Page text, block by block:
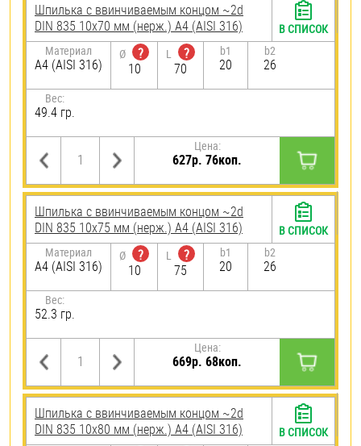
Шпилька c ввинчиваемым концом ~2d
DIN 835 10х70 мм (нерж.) A4 (AISI 316)
Материал
A4 (AISI 316)
Ø
?
10
L
?
70
b1
20
b2
26
Вес:
49.4 гр.
Цена:
627р. 76коп.
В СПИСОК
Шпилька c ввинчиваемым концом ~2d
DIN 835 10х75 мм (нерж.) A4 (AISI 316)
Материал
A4 (AISI 316)
Ø
?
10
L
?
75
b1
20
b2
26
Вес:
52.3 гр.
Цена:
669р. 68коп.
В СПИСОК
Шпилька c ввинчиваемым концом ~2d
DIN 835 10х80 мм (нерж.) A4 (AISI 316)
В СПИСОК